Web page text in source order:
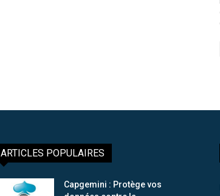
ARTICLES POPULAIRES
Capgemini : Protège vos